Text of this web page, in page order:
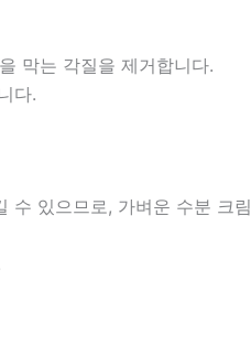
막는 각질을 제거합니다.
다.
수 있으므로, 가벼운 수분 크림